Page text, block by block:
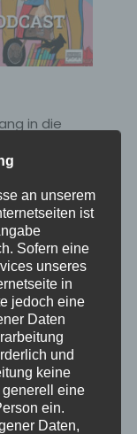
in die
bis
und dem
hier kommt
Teenagern
mit
ist wirklich
für alle,
ringen. Ute
der
aus dem
während
an unserem
ist
Sofern eine
unseres
in
jedoch eine
Daten
und
keine
eine
ein.
Daten,